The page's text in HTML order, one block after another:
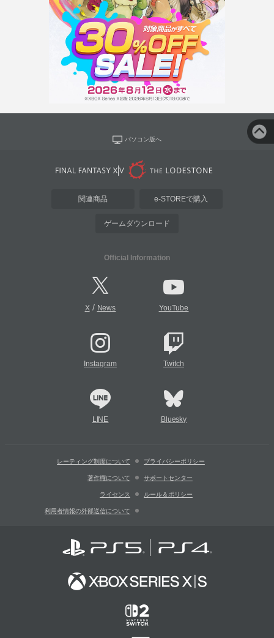
パソコン版へ
関連商品 e-STOREで購入
ゲームダウンロード
Official Information
X/ News YouTube
Instagram Twitch
LINE Bluesky
レーティング制度について プライバシーポリシー
著作権について サポートセンター
ライセンス ルール＆ポリシー
利用者情報の外部送信について